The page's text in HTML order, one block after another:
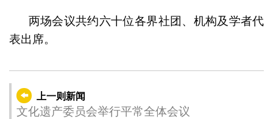
两场会议共约六十位各界社团、机构及学者代
表出席。
上一则新闻
文化遗产委员会举行平常全体会议